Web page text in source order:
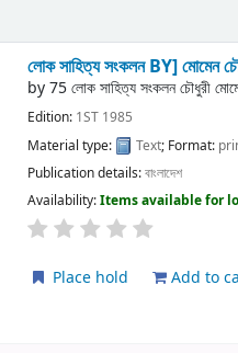
লোক সাহিত্য সংকলনBY] মোমেন
by75 লোক সাহিত্য সংকলন চৌধুরী
Edition: 1ST 1985
Material type:
Text; Format:
Publication details:বাংলাদেশ
Availability:Items available for
Place hold Add to